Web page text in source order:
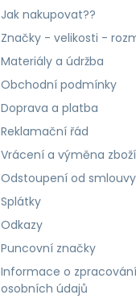
Jak nakupovat??
Značky - velikosti -
Materiály a údržba
Obchodní podmínky
Doprava a platba
Reklamační řád
Vrácení a výměna zboží
Odstoupení od smlouvy
Splátky
Odkazy
Puncovní značky
Informace o zpracování
osobních údajů